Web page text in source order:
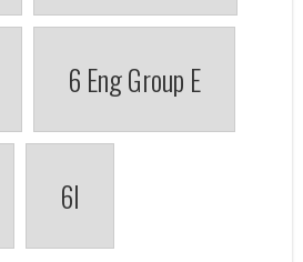
6 Eng Group E
6I